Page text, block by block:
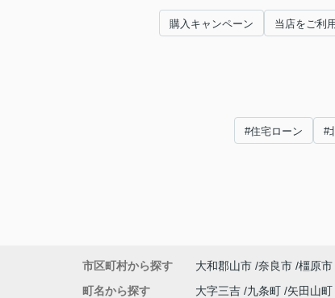
購入キャンペーン 当店をご利
#住宅ローン #
市区町村から探す 大和郡山市 奈良市 橿原市
町名から探す
大字三吉 九条町 矢田山町